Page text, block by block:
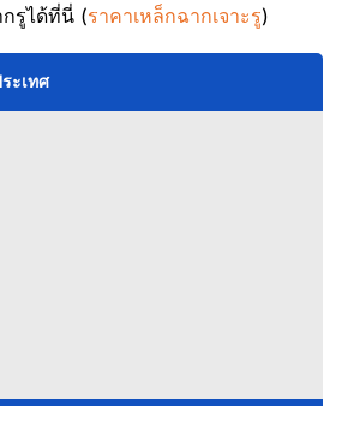
รูได้ที่นี่ (ราคาเหล็กฉากเจาะรู)
ะเทศ